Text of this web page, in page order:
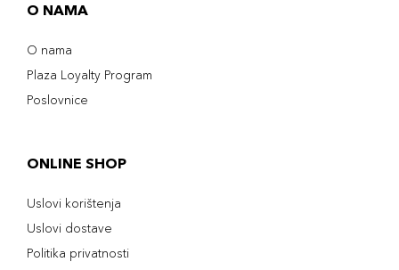
O NAMA
O nama
Plaza Loyalty Program
Poslovnice
ONLINE SHOP
Uslovi korištenja
Uslovi dostave
Politika privatnosti